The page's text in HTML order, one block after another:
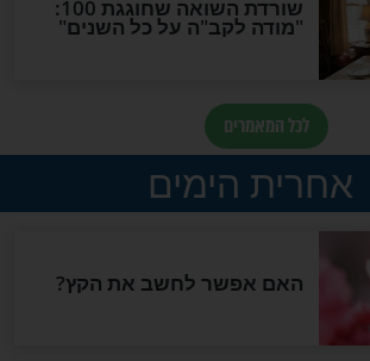
בריא? תחשבו שוב. מה אתם
כשאתם אוכלים פרוזן יוגורט?
בריאות